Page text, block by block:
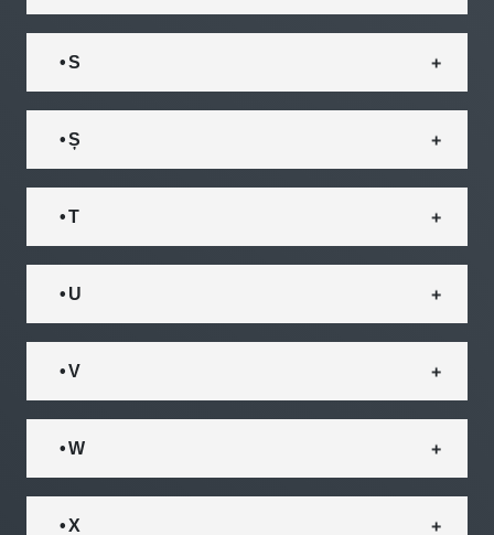
• S
• Ș
• T
• U
• V
• W
• X